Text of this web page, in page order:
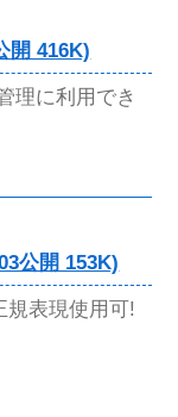
開 416K)
理に利用でき
公開 153K)
規表現使用可!